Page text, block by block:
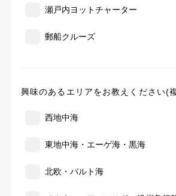
瀬戸内ヨットチャーター
郵船クルーズ
興味のあるエリアをお教えください(
西地中海
東地中海・エーゲ海・黒海
北欧・バルト海